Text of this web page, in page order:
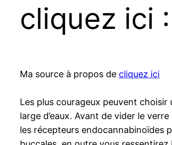
cliquez ici
Ma source à propos de cliquez ici
Les plus courageux peuvent choisir
large d’eaux. Avant de vider le
les récepteurs endocannabinoïdes